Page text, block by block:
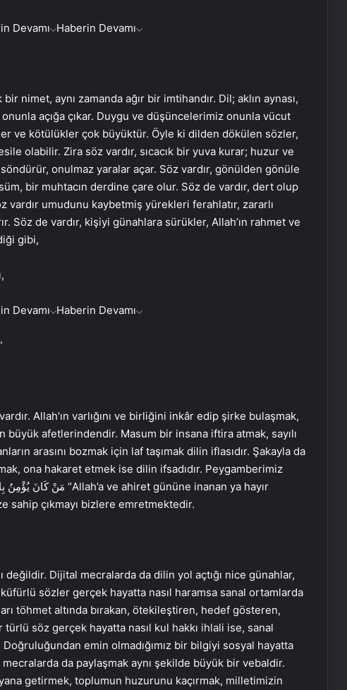
Devamı Haberin Devamı
nimet, aynı zamanda ağır bir imtihandır. Dil; aklın aynası,
açığa çıkar. Duygu ve düşüncelerimiz onunla vücut
ve kötülükler çok büyüktür. Öyle ki dilden dökülen sözler,
olabilir. Zira söz vardır, sıcacık bir yuva kurar; huzur ve
onulmaz yaralar açar. Söz vardır, gönülden gönüle
bir muhtacın derdine çare olur. Söz de vardır, dert olup
vardır umudunu kaybetmiş yürekleri ferahlatır, zararlı
Söz de vardır, kişiyi günahlara sürükler, Allah’ın rahmet ve
gibi,
Devamı Haberin Devamı
Allah’ın varlığını ve birliğini inkâr edip şirke bulaşmak,
afetlerindendir. Masum bir insana iftira atmak, sayılı
arasını bozmak için laf taşımak dilin iflasıdır. Şakayla da
ona hakaret etmek ise dilin ifsadıdır. Peygamberimiz
sahip çıkmayı bizlere emretmektedir.
değildir. Dijital mecralarda da dilin yol açtığı nice günahlar,
sözler gerçek hayatta nasıl haramsa sanal ortamlarda
töhmet altında bırakan, ötekileştiren, hedef gösteren,
söz gerçek hayatta nasıl kul hakkı ihlali ise, sanal
emin olmadığımız bir bilgiyi sosyal hayatta
da paylaşmak aynı şekilde büyük bir vebaldir.
getirmek, toplumun huzurunu kaçırmak, milletimizin